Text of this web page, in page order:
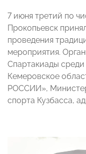
7 июня третий по
Прокопьевск
проведения
мероприятия.
Спартакиады
Кемеровское
РОССИИ»,
спорта Кузбасса,